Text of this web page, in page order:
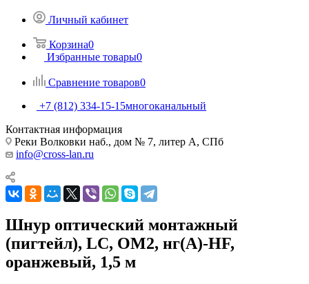
Личный кабинет
Корзина0
Избранные товары0
Сравнение товаров0
+7 (812) 334-15-15многоканальный
Контактная информация
Реки Волковки наб., дом № 7, литер А, СПб
info@cross-lan.ru
Шнур оптический монтажный
(пигтейл), LC, OM2, нг(А)-HF,
оранжевый, 1,5 м